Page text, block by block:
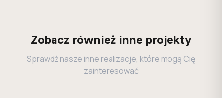
Zobacz również inne projekty
Sprawdź nasze inne realizacje, które mogą Cię
zainteresować